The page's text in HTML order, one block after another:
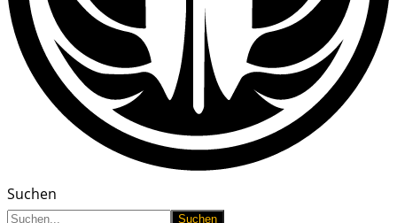
Suchen
Suchen